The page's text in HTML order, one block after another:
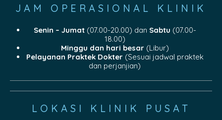
JAM OPERASIONAL KLINIK
Senin – Jumat(07.00-20.00) dan Sabtu (07.00-
18.00)
Minggu dan hari besar(Libur)
Pelayanan Praktek Dokter(Sesuai jadwal praktek
dan perjanjian)
LOKASI KLINIK PUSAT